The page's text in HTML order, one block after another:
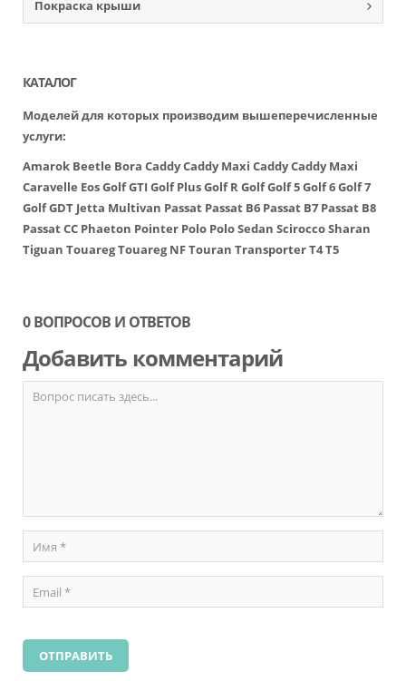
Покраска крыши
КАТАЛОГ
Моделей для которых производим вышеперечисленные
услуги:
Amarok Beetle Bora CaddyCaddy Maxi CaddyCaddy Maxi
Caravelle EosGolf GTI Golf PlusGolf RGolfGolf 5Golf 6Golf 7
Golf GDT Jetta Multivan Passat Passat B6 Passat B7 Passat B8
Passat CC Phaeton Pointer Polo Polo Sedan SciroccoSharan
Tiguan TouaregTouareg NFTouran TransporterT4T5
0 ВОПРОСОВ И ОТВЕТОВ
Добавить комментарий